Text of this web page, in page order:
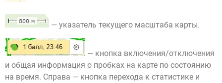
— указатель текущего масштаба карты.
— кнопка включения/отключения
и общая информация о пробках на карте по состоянию
на время. Справа — кнопка перехода к статистике и